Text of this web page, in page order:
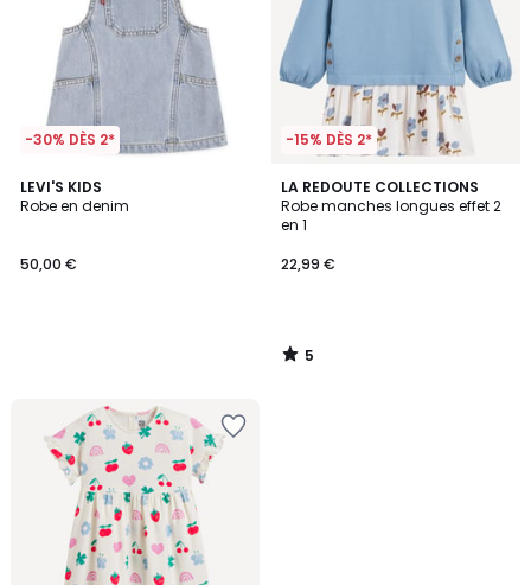
-30% DÈS 2*
LEVI'S KIDS
Robe en denim
50,00 €
-15% DÈS 2*
LA REDOUTE COLLECTIONS
Robe manches longues effet 2
en 1
22,99 €
5
/
5
5
/